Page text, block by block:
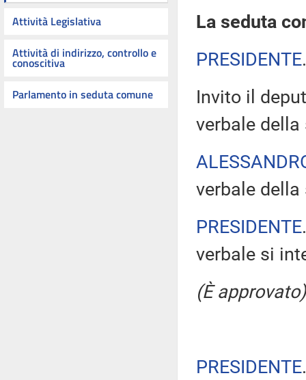
Attività Legislativa
Attività di indirizzo, controllo e
conoscitiva
Parlamento in seduta comune
La seduta
PRESIDENTE
Invito il
verbale della
verbale
PRESIDENTE
verbale si
(È approvato)
PRESIDENTE